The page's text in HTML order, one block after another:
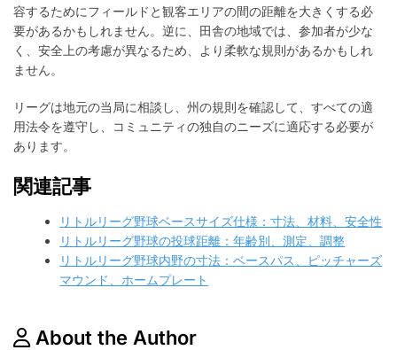
容するためにフィールドと観客エリアの間の距離を大きくする必
要があるかもしれません。逆に、田舎の地域では、参加者が少な
く、安全上の考慮が異なるため、より柔軟な規則があるかもしれ
ません。
リーグは地元の当局に相談し、州の規則を確認して、すべての適
用法令を遵守し、コミュニティの独自のニーズに適応する必要が
あります。
関連記事
リトルリーグ野球ベースサイズ仕様：寸法、材料、安全性
リトルリーグ野球の投球距離：年齢別、測定、調整
リトルリーグ野球内野の寸法：ベースパス、ピッチャーズ
マウンド、ホームプレート
About the Author